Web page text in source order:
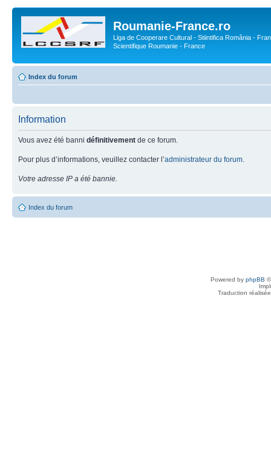
Roumanie-France.ro
Liga de Cooperare Cultural - Stiintifica România -
Scientifique Roumanie - France
Index du forum
Information
Vous avez été banni définitivement de ce forum.
Pour plus d’informations, veuillez contacter l’administrateur du forum
Votre adresse IP a été bannie.
Index du forum
Powered by phpBB
Traduction